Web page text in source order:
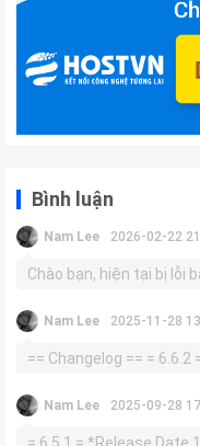
Bình luận
Nam Lee 2026-02-22
Chào bạn, hiện tại bị lỗi
Nam Lee 2025-11-28
== Changelog == =
Nam Lee 2025-09-28
= 6.5.1 = *Release